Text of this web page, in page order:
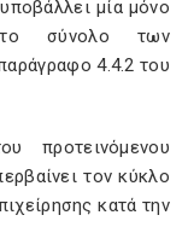
μία μόνο
σύνολο των
4.4.2 του
προτεινόµενου
τον κύκλο
κατά την